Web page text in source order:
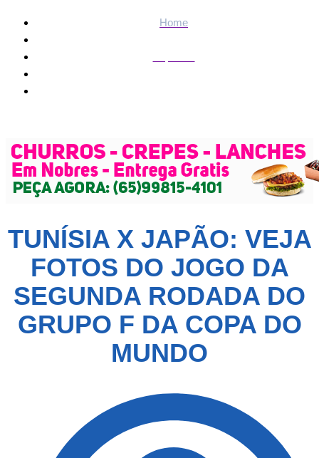
Home
TUNÍSIA X JAPÃO: VEJA
FOTOS DO JOGO DA
SEGUNDA RODADA DO
GRUPO F DA COPA DO
MUNDO